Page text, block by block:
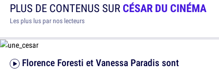
PLUS DE CONTENUS SURCÉSAR DU CINÉMA
Les plus lus par nos lecteurs